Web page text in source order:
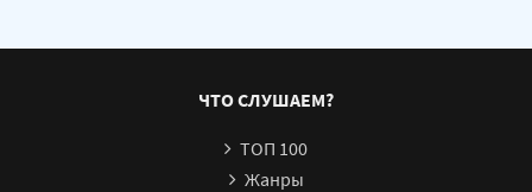
ЧТО СЛУШАЕМ?
ТОП 100
Жанры